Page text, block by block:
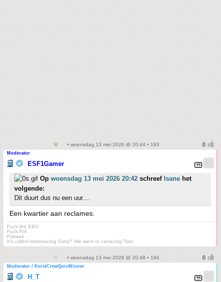
• woensdag 13 mei 2026 @ 20:44 • 193
Moderator
ESF1Gamer
Op woensdag 13 mei 2026 20:42 schreef Isane het
volgende:
Dit duurt dus nu een uur....
Een kwartier aan reclames.
Fuck the EBU
Fuck FIA
Pakaak
It's called motorracing.Sorry? We went to carracing Toto
• woensdag 13 mei 2026 @ 20:48 • 194
Moderator / KerstCrewQuizWinner
H_T